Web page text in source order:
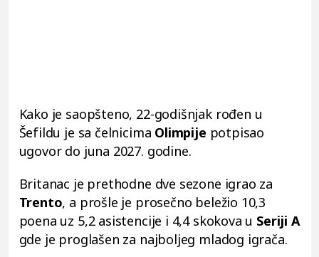
Kako je saopšteno, 22-godišnjak rođen u
Šefildu je sa čelnicima Olimpije potpisao
ugovor do juna 2027. godine.
Britanac je prethodne dve sezone igrao za
Trento, a prošle je prosečno beležio 10,3
poena uz 5,2 asistencije i 4,4 skokova u Seriji A
gde je proglašen za najboljeg mladog igrača.